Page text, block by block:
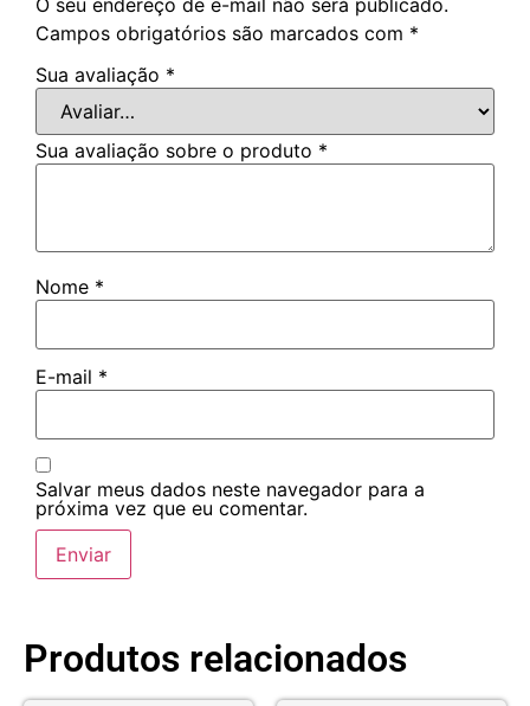
Campos obrigatórios são marcados com *
Sua avaliação *
Sua avaliação sobre o produto *
Nome *
E-mail *
Salvar meus dados neste navegador para a
próxima vez que eu comentar.
Produtos relacionados